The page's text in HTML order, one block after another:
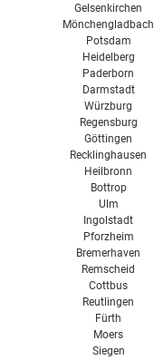
Gelsenkirchen
Mönchengladbach
Potsdam
Heidelberg
Paderborn
Darmstadt
Würzburg
Regensburg
Göttingen
Recklinghausen
Heilbronn
Bottrop
Ulm
Ingolstadt
Pforzheim
Bremerhaven
Remscheid
Cottbus
Reutlingen
Fürth
Moers
Siegen